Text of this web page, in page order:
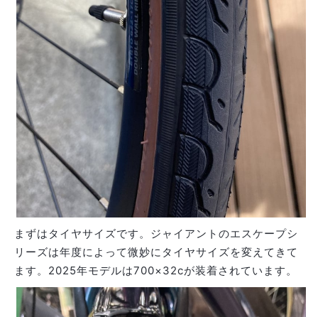
まずはタイヤサイズです。ジャイアントのエスケープシ
リーズは年度によって微妙にタイヤサイズを変えてきて
ます。2025年モデルは700×32cが装着されています。